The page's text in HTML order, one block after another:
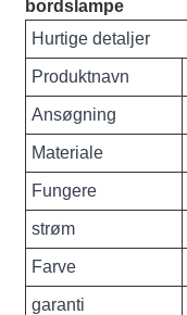
bordslampe
Hurtige detaljer
Produktnavn
Ansøgning
Materiale
Fungere
strøm
Farve
garanti